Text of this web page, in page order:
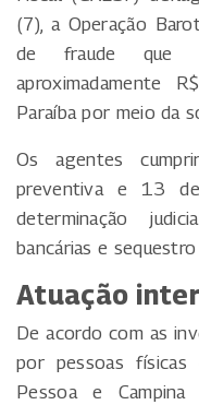
(7), a Operação
de fraude que
aproximadamente
Paraíba por meio da
Os agentes
preventiva e 13
determinação
bancárias e
Atuação
De acordo com as
por pessoas
Pessoa e Campina